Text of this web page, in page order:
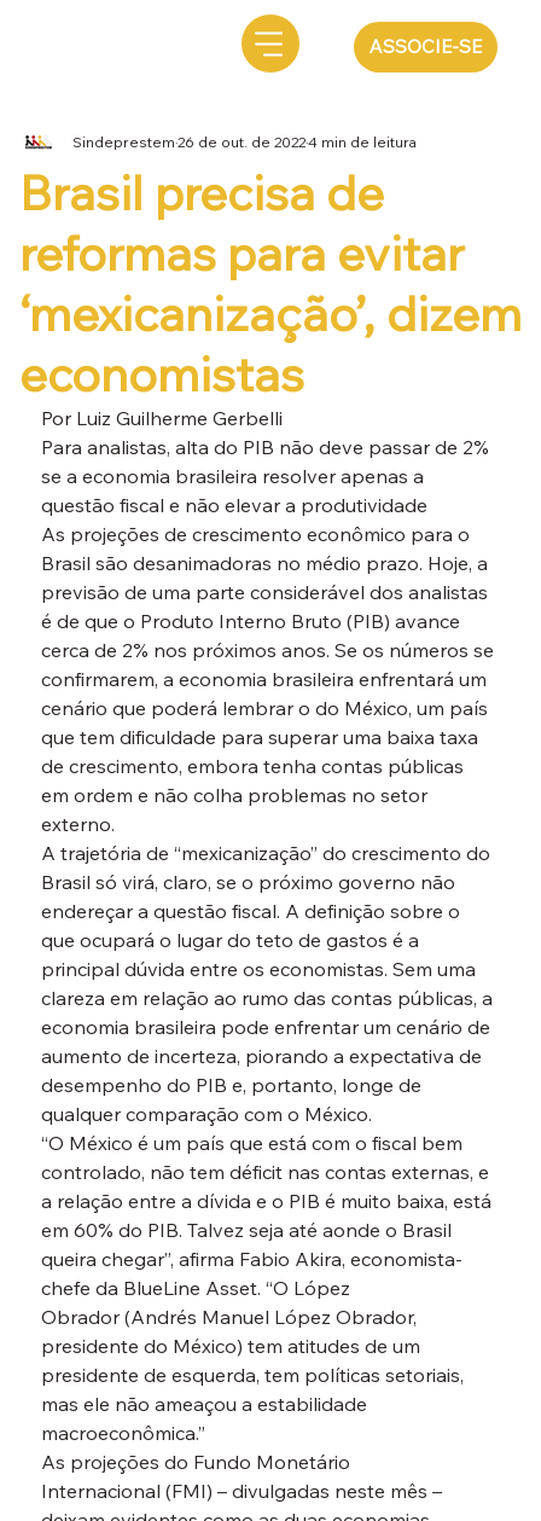
ASSOCIE-SE
Brasil precisa de
reformas para evitar
‘mexicanização’, dizem
economistas
Sindeprestem26 de out. de 20224 min de leitura
Por Luiz Guilherme Gerbelli
Para analistas, alta do PIB não deve passar de 2%
se a economia brasileira resolver apenas a
questão fiscal e não elevar a produtividade
As projeções de crescimento econômico para o
Brasil são desanimadoras no médio prazo. Hoje, a
previsão de uma parte considerável dos analistas
é de que o Produto Interno Bruto (PIB) avance
cerca de 2% nos próximos anos. Se os números se
confirmarem, a economia brasileira enfrentará um
cenário que poderá lembrar o do México, um país
que tem dificuldade para superar uma baixa taxa
de crescimento, embora tenha contas públicas
em ordem e não colha problemas no setor
externo.
A trajetória de “mexicanização” do crescimento do
Brasil só virá, claro, se o próximo governo não
endereçar a questão fiscal. A definição sobre o
que ocupará o lugar do teto de gastos é a
principal dúvida entre os economistas. Sem uma
clareza em relação ao rumo das contas públicas, a
economia brasileira pode enfrentar um cenário de
aumento de incerteza, piorando a expectativa de
desempenho do PIB e, portanto, longe de
qualquer comparação com o México.
“O México é um país que está com o fiscal bem
controlado, não tem déficit nas contas externas, e
a relação entre a dívida e o PIB é muito baixa, está
em 60% do PIB. Talvez seja até aonde o Brasil
queira chegar”, afirma Fabio Akira, economista-
chefe da BlueLine Asset. “O López
Obrador (Andrés Manuel López Obrador,
presidente do México) tem atitudes de um
presidente de esquerda, tem políticas setoriais,
mas ele não ameaçou a estabilidade
macroeconômica.”
As projeções do Fundo Monetário
Internacional (FMI) – divulgadas neste mês –